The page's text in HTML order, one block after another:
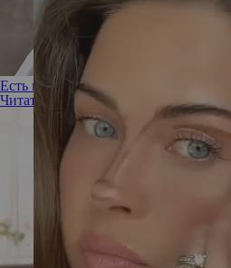
Есть вопрос: можно ли надевать
Читать полностью